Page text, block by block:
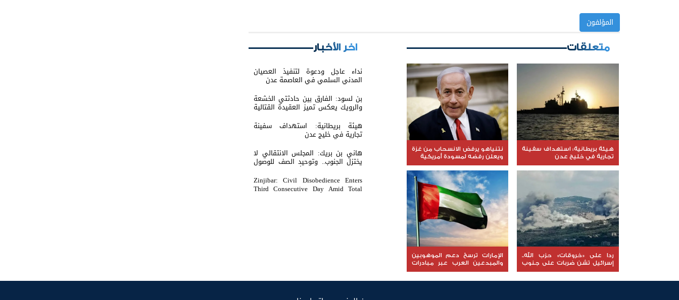
المؤلفون
متعلقات
هيئة بريطانية: استهداف سفينة
تجارية في خليج عدن
نتنياهو يرفض الانسحاب من غزة
ويعلن رفضه لمسودة أمريكية
ردا على «خروقات» حزب الله..
إسرائيل تشن ضربات على جنوب
لبنان
الإمارات ترسخ دعم الموهوبين
والمبدعين العرب عبر مبادرات
نوعية ملهمة
اخر الأخبار
نداء عاجل ودعوة لتنفيذ العصيان
المدني السلمي في العاصمة عدن
بن لسود: الفارق بين حادثتي الخشعة
والرويك يعكس تميز العقيدة القتالية
هيئة بريطانية: استهداف سفينة
تجارية في خليج عدن
هاني بن بريك: المجلس الانتقالي لا
يختزل الجنوب.. وتوحيد الصف للوصول
لاستعادة الدولة أولوية تفرضها
الحكمة
Zinjibar: Civil Disobedience Enters
Third Consecutive Day Amid Total